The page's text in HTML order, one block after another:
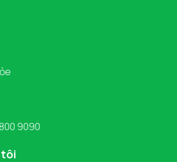
9090
tôi